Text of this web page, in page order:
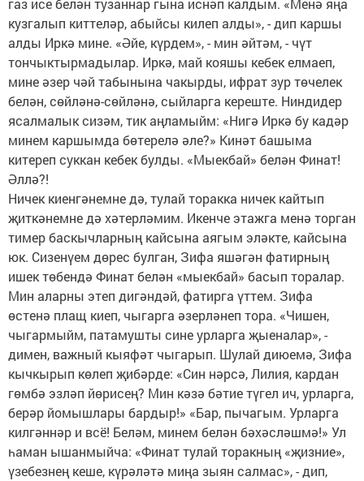
газ исе белән тузаннар гына иснәп калдым. «Менә яңа
кузгалып киттеләр, абыйсы килеп алды», - дип каршы
алды Иркә мине. «Әйе, күрдем», - мин әйтәм, - чүт
тончыктырмадылар. Иркә, май кояшы кебек елмаеп,
мине әзер чәй табынына чакырды, ифрат зур төчелек
белән, сөйләнә-сөйләнә, сыйларга кереште. Ниндидер
ясалмалык сизәм, тик аңламыйм: «Нигә Иркә бу кадәр
минем каршымда бөтерелә әле?» Кинәт башыма
китереп суккан кебек булды. «Мыекбай» белән Финат!
Әллә?!
Ничек киенгәнемне дә, тулай торакка ничек кайтып
җиткәнемне дә хәтерләмим. Икенче этажга менә торган
тимер баскычларның кайсына аягым эләкте, кайсына
юк. Сизенүем дөрес булган, Зифа яшәгән фатирның
ишек төбендә Финат белән «мыекбай» басып торалар.
Мин аларны этеп дигәндәй, фатирга үттем. Зифа
өстенә плащ киеп, чыгарга әзерләнеп тора. «Чишен,
чыгармыйм, патамушты сине урларга җыеналар», -
димен, важный кыяфәт чыгарып. Шулай диюемә, Зифа
кычкырып көлеп җибәрде: «Син нәрсә, Лилия, кардан
гөмбә эзләп йөрисең? Мин кәзә бәтие түгел ич, урларга,
берәр йомышлары бардыр!» «Бар, пычагым. Урларга
килгәннәр и всё! Беләм, минем белән бәхәсләшмә!» Ул
һаман ышанмыйча: «Финат тулай торакның «җизние»,
үзебезнең кеше, күрәләтә миңа зыян салмас», - дип,